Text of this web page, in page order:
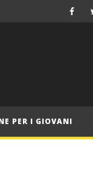
PER I GIOVANI